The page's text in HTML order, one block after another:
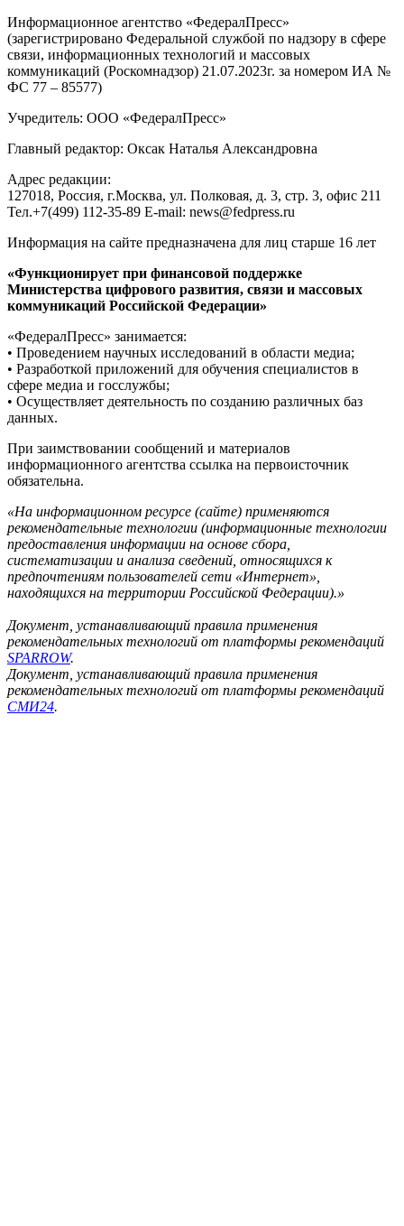
Информационное агентство «ФедералПресс»
(зарегистрировано Федеральной службой по надзору в сфере
связи, информационных технологий и массовых
коммуникаций (Роскомнадзор) 21.07.2023г. за номером ИА №
ФС 77 – 85577)
Учредитель: ООО «ФедералПресс»
Главный редактор: Оксак Наталья Александровна
Адрес редакции:
127018, Россия, г.Москва, ул. Полковая, д. 3, стр. 3, офис 211
Тел.+7(499) 112-35-89 E-mail: news@fedpress.ru
Информация на сайте предназначена для лиц старше 16 лет
«Функционирует при финансовой поддержке
Министерства цифрового развития, связи и массовых
коммуникаций Российской Федерации»
«ФедералПресс» занимается:
• Проведением научных исследований в области медиа;
• Разработкой приложений для обучения специалистов в
сфере медиа и госслужбы;
• Осуществляет деятельность по созданию различных баз
данных.
При заимствовании сообщений и материалов
информационного агентства ссылка на первоисточник
обязательна.
«На информационном ресурсе (сайте) применяются
рекомендательные технологии (информационные технологии
предоставления информации на основе сбора,
систематизации и анализа сведений, относящихся к
предпочтениям пользователей сети «Интернет»,
находящихся на территории Российской Федерации).»
Документ, устанавливающий правила применения
рекомендательных технологий от платформы рекомендаций
SPARROW.
Документ, устанавливающий правила применения
рекомендательных технологий от платформы рекомендаций
СМИ24.